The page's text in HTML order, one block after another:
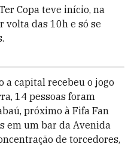
Copa teve início, na
volta das 10h e só se
a capital recebeu o jogo
14 pessoas foram
próximo à Fifa Fan
em um bar da Avenida
de torcedores,